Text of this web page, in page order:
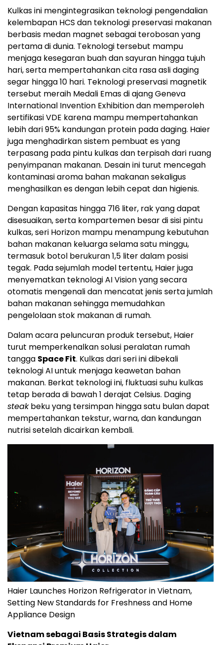
Kulkas ini mengintegrasikan teknologi pengendalian
kelembapan HCS dan teknologi preservasi makanan
berbasis medan magnet sebagai terobosan yang
pertama di dunia. Teknologi tersebut mampu
menjaga kesegaran buah dan sayuran hingga tujuh
hari, serta mempertahankan cita rasa asli daging
segar hingga 10 hari. Teknologi preservasi magnetik
tersebut meraih Medali Emas di ajang Geneva
International Invention Exhibition dan memperoleh
sertifikasi VDE karena mampu mempertahankan
lebih dari 95% kandungan protein pada daging. Haier
juga menghadirkan sistem pembuat es yang
terpasang pada pintu kulkas dan terpisah dari ruang
penyimpanan makanan. Desain ini turut mencegah
kontaminasi aroma bahan makanan sekaligus
menghasilkan es dengan lebih cepat dan higienis.
Dengan kapasitas hingga 716 liter, rak yang dapat
disesuaikan, serta kompartemen besar di sisi pintu
kulkas, seri Horizon mampu menampung kebutuhan
bahan makanan keluarga selama satu minggu,
termasuk botol berukuran 1,5 liter dalam posisi
tegak. Pada sejumlah model tertentu, Haier juga
menyematkan teknologi AI Vision yang secara
otomatis mengenali dan mencatat jenis serta jumlah
bahan makanan sehingga memudahkan
pengelolaan stok makanan di rumah.
Dalam acara peluncuran produk tersebut, Haier
turut memperkenalkan solusi peralatan rumah
tangga Space Fit. Kulkas dari seri ini dibekali
teknologi AI untuk menjaga keawetan bahan
makanan. Berkat teknologi ini, fluktuasi suhu kulkas
tetap berada di bawah 1 derajat Celsius. Daging
steakbeku yang tersimpan hingga satu bulan dapat
mempertahankan tekstur, warna, dan kandungan
nutrisi setelah dicairkan kembali.
Haier Launches Horizon Refrigerator in Vietnam,
Setting New Standards for Freshness and Home
Appliance Design
Vietnam sebagai Basis Strategis dalam